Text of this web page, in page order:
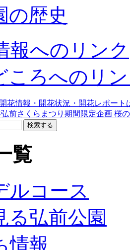
の歴史
報へのリンク
ころへのリ
覧
ルコース
る弘前公園
情報